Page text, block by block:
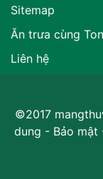
Sitemap
Ăn trưa cùng
Liên hệ
©2017
dung - Bảo mật